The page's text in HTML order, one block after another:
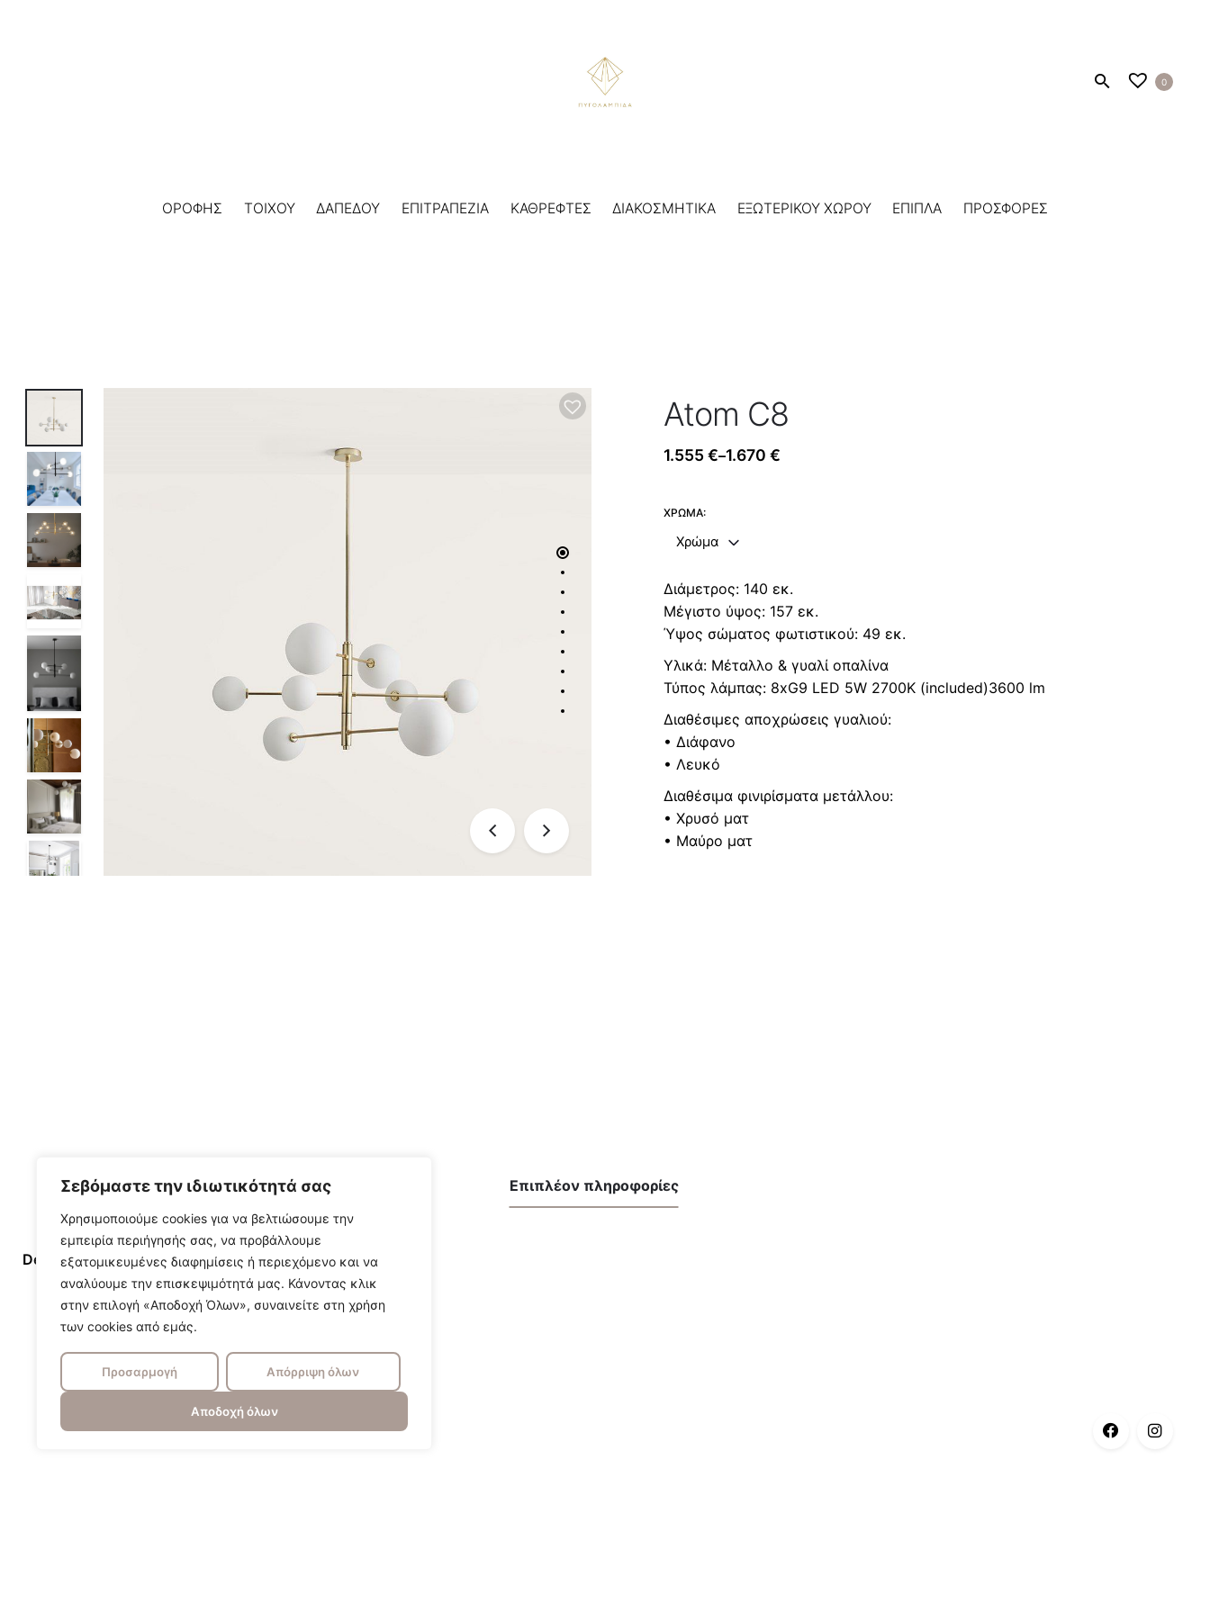
Σεβόμαστε την ιδιωτικότητά σας
Χρησιμοποιούμε cookies για να βελτιώσουμε την
εμπειρία περιήγησής σας, να προβάλλουμε
εξατομικευμένες διαφημίσεις ή περιεχόμενο και να
αναλύουμε την επισκεψιμότητά μας. Κάνοντας κλικ
στην επιλογή «Αποδοχή Όλων», συναινείτε στη χρήση
των cookies από εμάς.
Προσαρμογή Απόρριψη όλων
Αποδοχή όλων
0
ΟΡΟΦΗΣ ΤΟΙΧΟΥ ΔΑΠΕΔΟΥ ΕΠΙΤΡΑΠΕΖΙΑ ΚΑΘΡΕΦΤΕΣ ΔΙΑΚΟΣΜΗΤΙΚΑ ΕΞΩΤΕΡΙΚΟΥ ΧΩΡΟΥ ΕΠΙΠΛΑ ΠΡΟΣΦΟΡΕΣ
Atom C8
1.555 €–1.670 €
Price
1.555 €
through
1.670 €
ΧΡΏΜΑ:
Χρώμα
Διάμετρος: 140 εκ.
Μέγιστο ύψος: 157 εκ.
Ύψος σώματος φωτιστικού: 49 εκ.
Υλικά: Μέταλλο & γυαλί οπαλίνα
Τύπος λάμπας: 8xG9 LED 5W 2700K (included)3600 lm
Διαθέσιμες αποχρώσεις γυαλιού:
• Διάφανο
• Λευκό
Διαθέσιμα φινιρίσματα μετάλλου:
• Χρυσό ματ
• Μαύρο ματ
Επιπλέον πληροφορίες
Designer/Brand aromas